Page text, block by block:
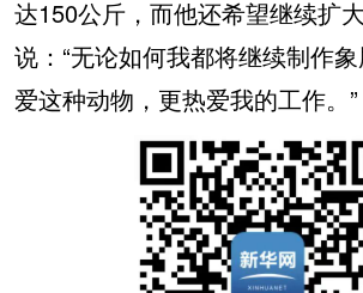
达150公斤，而他还希望继续扩
说：“无论如何我都将继续制作
爱这种动物，更热爱我的工作。”